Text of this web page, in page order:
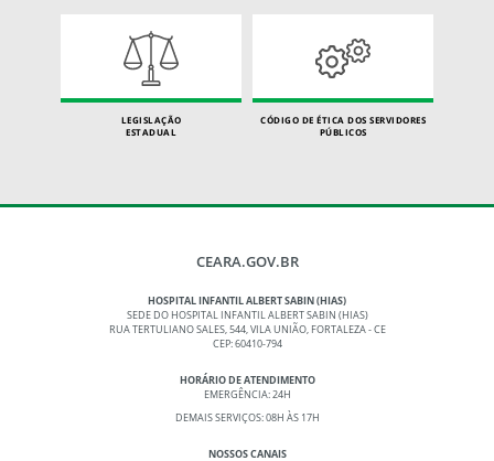
LEGISLAÇÃO
ESTADUAL
CÓDIGO DE ÉTICA DOS SERVIDORES
PÚBLICOS
CEARA.GOV.BR
HOSPITAL INFANTIL ALBERT SABIN (HIAS)
SEDE DO HOSPITAL INFANTIL ALBERT SABIN (HIAS)
RUA TERTULIANO SALES, 544, VILA UNIÃO, FORTALEZA - CE
CEP: 60410-794
HORÁRIO DE ATENDIMENTO
EMERGÊNCIA: 24H
DEMAIS SERVIÇOS: 08H ÀS 17H
NOSSOS CANAIS